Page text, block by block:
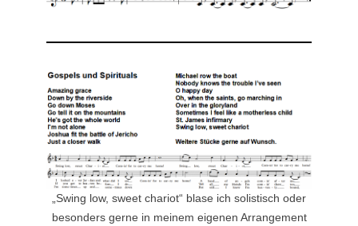
„Swing low, sweet chariot“ blase ich solistisch oder
besonders gerne in meinem eigenen Arrangement